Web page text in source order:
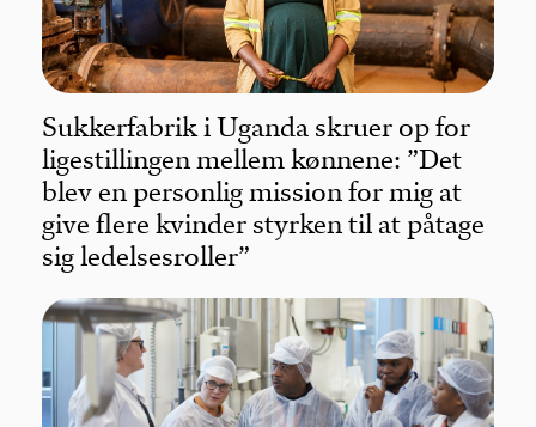
Sukkerfabrik i Uganda skruer op for
ligestillingen mellem kønnene: ”Det
blev en personlig mission for mig at
give flere kvinder styrken til at påtage
sig ledelsesroller”